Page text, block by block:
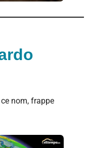
ce nom, frappe